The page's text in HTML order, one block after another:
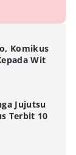
Komikus
Wit
Jujutsu
Terbit 10